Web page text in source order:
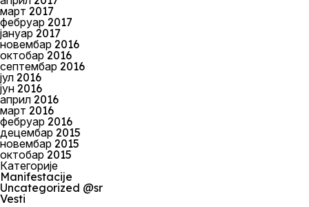
март 2017
фебруар 2017
јануар 2017
новембар 2016
октобар 2016
септембар 2016
јул 2016
јун 2016
април 2016
март 2016
фебруар 2016
децембар 2015
новембар 2015
октобар 2015
Категорије
Manifestacije
Uncategorized @sr
Vesti